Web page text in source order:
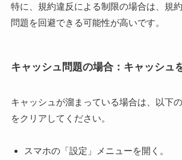
特に、規約違反による制限の場合は、規
問題を回避できる可能性が高いです。
キャッシュ問題の場合：キャッシュ
キャッシュが溜まっている場合は、以下
をクリアしてください。
スマホの「設定」メニューを開く。